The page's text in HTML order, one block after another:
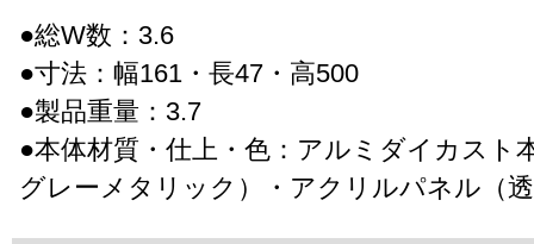
●総W数：3.6
●寸法：幅161・長47・高500
●製品重量：3.7
●本体材質・仕上・色：アルミダイカスト
グレーメタリック）・アクリルパネル（